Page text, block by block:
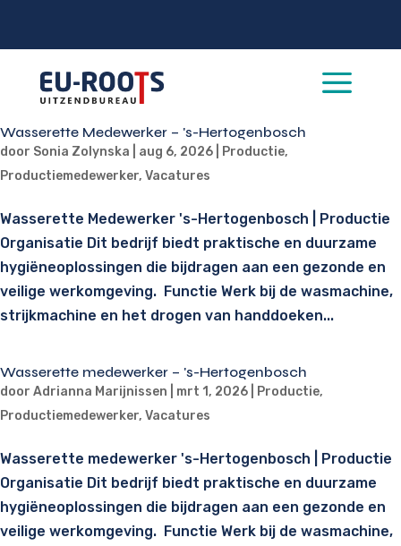
a
Wasserette Medewerker – 's-Hertogenbosch
door Sonia Zolynska aug 6, 2026 Productie,
Productiemedewerker, Vacatures
Wasserette Medewerker 's-Hertogenbosch | Productie
Organisatie Dit bedrijf biedt praktische en duurzame
hygiëneoplossingen die bijdragen aan een gezonde en
veilige werkomgeving. Functie Werk bij de wasmachine,
strijkmachine en het drogen van handdoeken...
Wasserette medewerker – 's-Hertogenbosch
door Adrianna Marijnissen mrt 1, 2026 Productie,
Productiemedewerker, Vacatures
Wasserette medewerker 's-Hertogenbosch | Productie
Organisatie Dit bedrijf biedt praktische en duurzame
hygiëneoplossingen die bijdragen aan een gezonde en
veilige werkomgeving. Functie Werk bij de wasmachine,